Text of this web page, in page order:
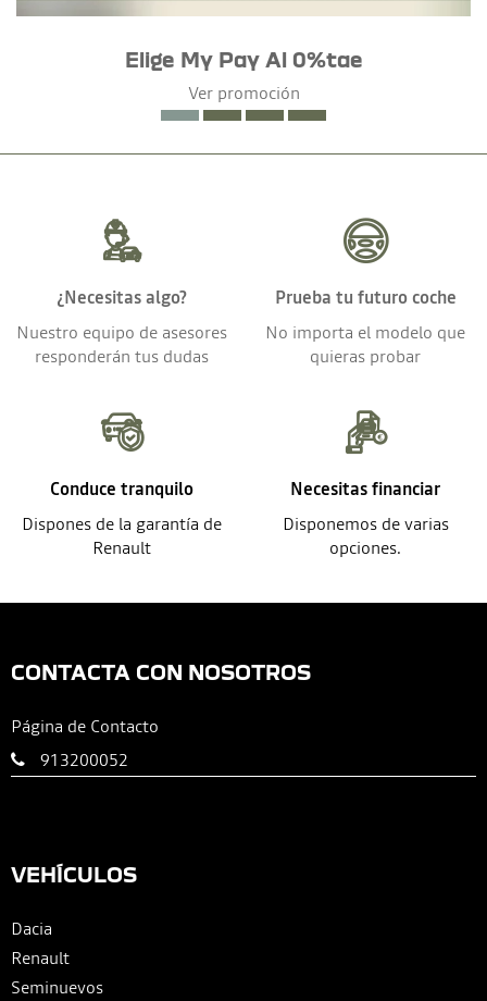
Elige My Pay Al 0%tae
Ver promoción
¿Necesitas algo?
Nuestro equipo de asesores
responderán tus dudas
Prueba tu futuro coche
No importa el modelo que
quieras probar
Conduce tranquilo
Dispones de la garantía de
Renault
Necesitas financiar
Disponemos de varias
opciones.
CONTACTA CON NOSOTROS
Página de Contacto
913200052
VEHÍCULOS
Dacia
Renault
Seminuevos